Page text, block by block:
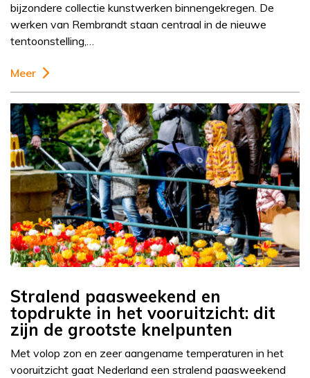
bijzondere collectie kunstwerken binnengekregen. De
werken van Rembrandt staan centraal in de nieuwe
tentoonstelling,…
Meer
Stralend paasweekend en
topdrukte in het vooruitzicht: dit
zijn de grootste knelpunten
Met volop zon en zeer aangename temperaturen in het
vooruitzicht gaat Nederland een stralend paasweekend